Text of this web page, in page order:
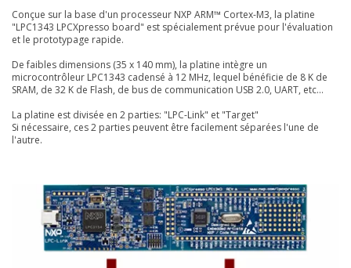
Conçue sur la base d'un processeur NXP ARM™ Cortex-M3, la platine
"LPC1343 LPCXpresso board" est spécialement prévue pour l'évaluation
et le prototypage rapide.
De faibles dimensions (35 x 140 mm), la platine intègre un
microcontrôleur LPC1343 cadensé à 12 MHz, lequel bénéficie de 8 K de
SRAM, de 32 K de Flash, de bus de communication USB 2.0, UART, etc...
La platine est divisée en 2 parties: "LPC-Link" et "Target"
Si nécessaire, ces 2 parties peuvent être facilement séparées l'une de
l'autre.